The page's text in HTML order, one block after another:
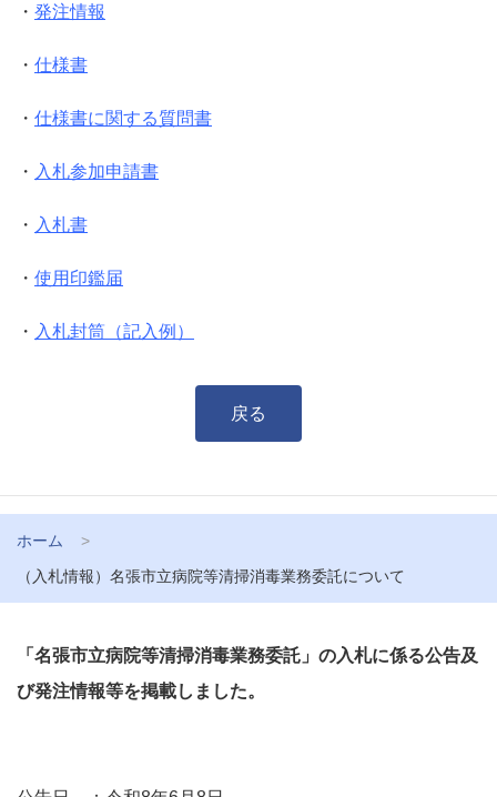
・ 発注情報
・ 仕様書
・ 仕様書に関する質問書
・ 入札参加申請書
・ 入札書
・ 使用印鑑届
・ 入札封筒（記入例）
戻る
ホーム
（入札情報）名張市立病院等清掃消毒業務委託について
「名張市立病院等清掃消毒業務委託」の入札に係る公告及
び発注情報等を掲載しました。